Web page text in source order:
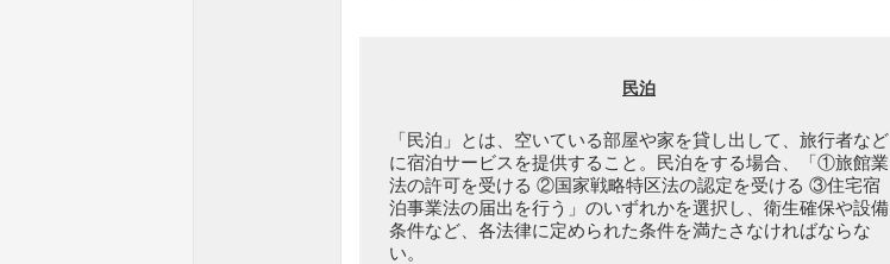
民泊
「民泊」とは、空いている部屋や家を貸し出して、旅行者など
に宿泊サービスを提供すること。民泊をする場合、「①旅館業
法の許可を受ける ②国家戦略特区法の認定を受ける ③住宅宿
泊事業法の届出を行う」のいずれかを選択し、衛生確保や設備
条件など、各法律に定められた条件を満たさなければならな
い。